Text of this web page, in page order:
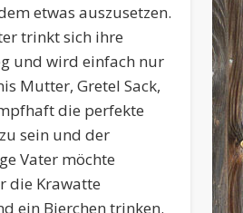
etwas auszusetzen.
trinkt sich ihre
und wird einfach nur
Mutter, Gretel Sack,
die perfekte
sein und der
Vater möchte
die Krawatte
ein Bierchen trinken.